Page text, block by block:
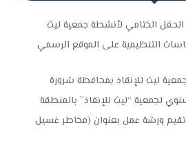
الختامي لأنشطة جمعية ليث
التنظيمية على الموقع الرسمي
ليث للإنقاذ بمحافظة شرورة
لجمعية “ليث للإنقاذ” بالمنطقة
تقيم ورشة عمل بعنوان (مخاطر غسيل